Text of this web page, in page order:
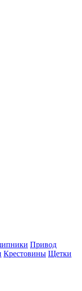
Привод
Крестовины Щетки